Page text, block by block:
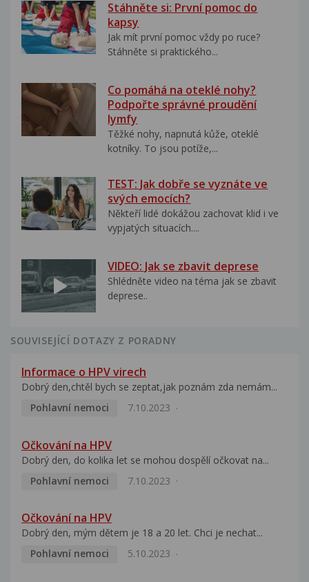
Stáhněte si: První pomoc do
kapsy
Jak mít první pomoc vždy po ruce?
Stáhněte si praktického...
Co pomáhá na oteklé nohy?
Podpořte správné proudění
lymfy
Těžké nohy, napnutá kůže, oteklé
kotníky. To jsou potíže,...
TEST: Jak dobře se vyznáte ve
svých emocích?
Někteří lidé dokážou zachovat klid i ve
vypjatých situacích....
VIDEO: Jak se zbavit deprese
Shlédněte video na téma jak se zbavit
deprese..
SOUVISEJÍCÍ DOTAZY Z PORADNY
Informace o HPV virech
Dobrý den,chtěl bych se zeptat,jak poznám zda nemám...
Pohlavní nemoci
7.10.2023
Očkování na HPV
Dobrý den, do kolika let se mohou dospělí očkovat na...
Pohlavní nemoci
7.10.2023
Očkování na HPV
Dobrý den, mým dětem je 18 a 20 let. Chci je nechat...
Pohlavní nemoci
5.10.2023